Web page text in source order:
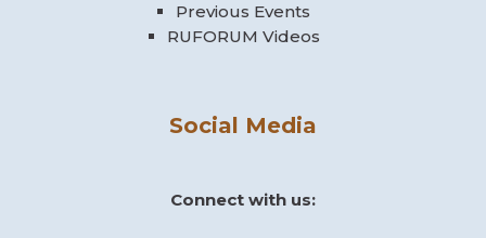
Previous Events
RUFORUM Videos
Social Media
Connect with us: